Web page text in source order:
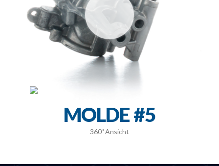
MOLDE #5
360º Ansicht